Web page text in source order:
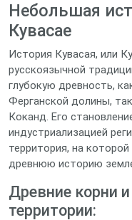
Небольшая
Кувасае
История Кувасая, или
русскоязычной
глубокую древность,
Ферганской долины,
Коканд. Его
индустриализацией
территория, на
древнюю историю
Древние корни
территории: